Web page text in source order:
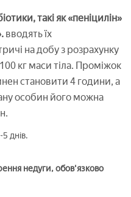
такі як «пеніцилін»
вводять їх
на добу з розрахунку
кг маси тіла. Проміжок
становити 4 години, а
особин його можна
днів.
недуги, обов'язково